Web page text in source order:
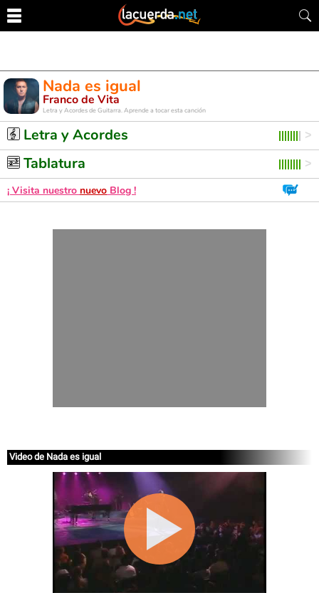
Nada es igual
Franco de Vita
Letra y Acordes de Guitarra. Aprende a tocar esta canción
Letra y Acordes
Tablatura
¡ Visita nuestro nuevo Blog !
Video de Nada es igual